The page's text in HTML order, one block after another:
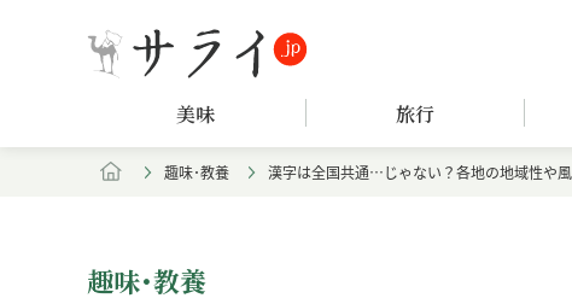
美味 旅行
趣味･教養 漢字は全国共通…じゃない？各地の地域性や風
趣味･教養